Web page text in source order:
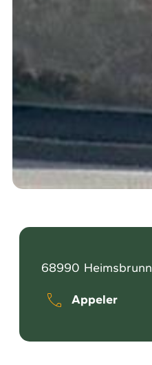
68990 Heimsbrunn
Appeler